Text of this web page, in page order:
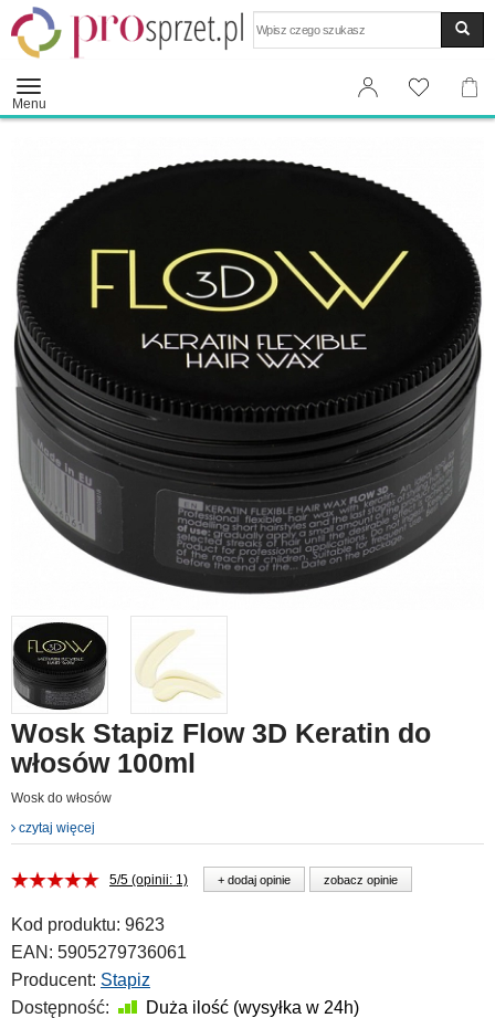
Menu
Wosk Stapiz Flow 3D Keratin do
włosów 100ml
Wosk do włosów
czytaj więcej
5/5 (opinii: 1) + dodaj opinie zobacz opinie
Kod produktu: 9623
EAN: 5905279736061
Producent: Stapiz
Dostępność:
Duża ilość (wysyłka w 24h)